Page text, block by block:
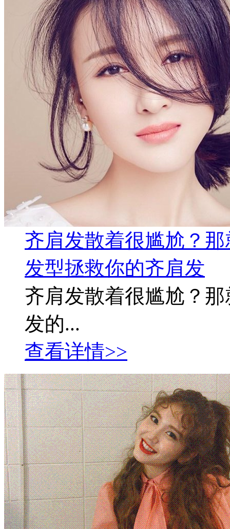
齐肩发散着很尴尬？
发型拯救你的齐肩发
齐肩发散着很尴尬？
发的...
查看详情>>